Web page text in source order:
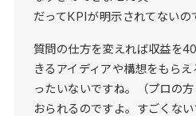
だってKPIが明示されてないの
質問の仕方を変えれば収益を
きるアイディアや構想をもら
ったいないですね。（プロの
おられるのですよ。すごくない